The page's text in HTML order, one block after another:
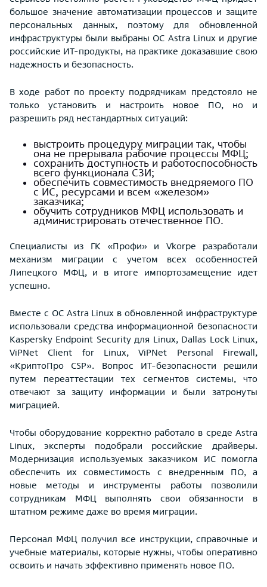
большое значение автоматизации процессов и защите
персональных данных, поэтому для обновленной
инфраструктуры были выбраны ОС Astra Linux и другие
российские ИТ-продукты, на практике доказавшие свою
надежность и безопасность.
В ходе работ по проекту подрядчикам предстояло не
только установить и настроить новое ПО, но и
разрешить ряд нестандартных ситуаций:
выстроить процедуру миграции так, чтобы
она не прерывала рабочие процессы МФЦ;
сохранить доступность и работоспособность
всего функционала СЗИ;
обеспечить совместимость внедряемого ПО
с ИС, ресурсами и всем «железом»
заказчика;
обучить сотрудников МФЦ использовать и
администрировать отечественное ПО.
Специалисты из ГК «Профи» и Vkorpe разработали
механизм миграции с учетом всех особенностей
Липецкого МФЦ, и в итоге импортозамещение идет
успешно.
Вместе с ОС Astra Linux в обновленной инфраструктуре
использовали средства информационной безопасности
Kaspersky Endpoint Security для Linux, Dallas Lock Linux,
ViPNet Client for Linux, ViPNet Personal Firewall,
«КриптоПро CSP». Вопрос ИТ-безопасности решили
путем переаттестации тех сегментов системы, что
отвечают за защиту информации и были затронуты
миграцией.
Чтобы оборудование корректно работало в среде Astra
Linux, эксперты подобрали российские драйверы.
Модернизация используемых заказчиком ИС помогла
обеспечить их совместимость с внедренным ПО, а
новые методы и инструменты работы позволили
сотрудникам МФЦ выполнять свои обязанности в
штатном режиме даже во время миграции.
Персонал МФЦ получил все инструкции, справочные и
учебные материалы, которые нужны, чтобы оперативно
освоить и начать эффективно применять новое ПО.